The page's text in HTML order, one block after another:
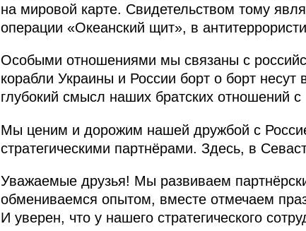
на мировой карте. Свидетельством тому
операции «Океанский щит», в
Особыми отношениями мы связаны с
корабли Украины и России борт о борт несут
глубокий смысл наших братских отношений
Мы ценим и дорожим нашей дружбой с
стратегическими партнёрами. Здесь, в
Уважаемые друзья! Мы развиваем
обмениваемся опытом, вместе отмечаем
И уверен, что у нашего стратегического